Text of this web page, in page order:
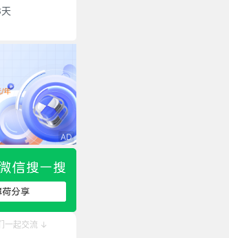
一起交流 ↓